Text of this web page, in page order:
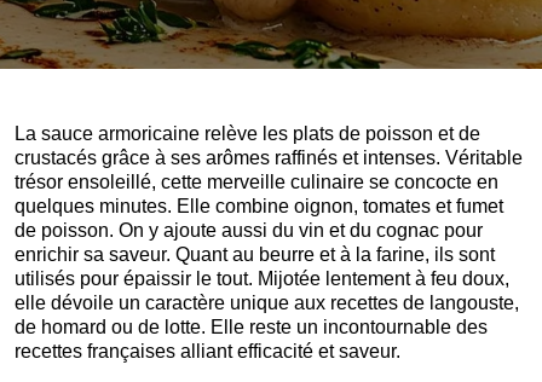
La sauce armoricaine relève les plats de poisson et de
crustacés grâce à ses arômes raffinés et intenses. Véritable
trésor ensoleillé, cette merveille culinaire se concocte en
quelques minutes. Elle combine oignon, tomates et fumet
de poisson. On y ajoute aussi du vin et du cognac pour
enrichir sa saveur. Quant au beurre et à la farine, ils sont
utilisés pour épaissir le tout. Mijotée lentement à feu doux,
elle dévoile un caractère unique aux recettes de langouste,
de homard ou de lotte. Elle reste un incontournable des
recettes françaises alliant efficacité et saveur.